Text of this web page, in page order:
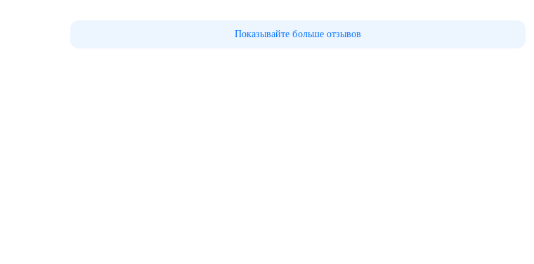
Показывайте больше отзывов